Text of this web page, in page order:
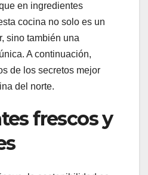
en ingredientes
cocina no solo es un
sino también una
A continuación,
de los secretos mejor
del norte.
frescos y